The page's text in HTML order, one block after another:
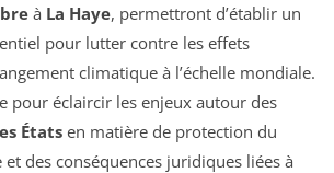
à La Haye, permettront d’établir un
pour lutter contre les effets
climatique à l’échelle mondiale.
pour éclaircir les enjeux autour des
États en matière de protection du
des conséquences juridiques liées à